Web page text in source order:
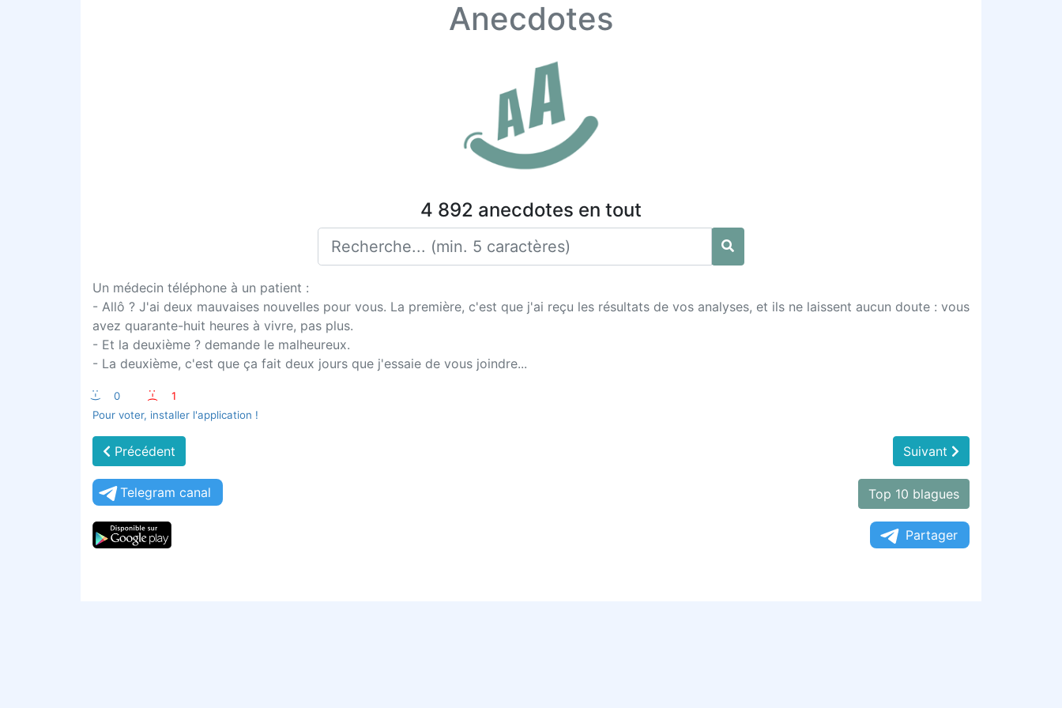
Anecdotes
4 892 anecdotes en tout
Un médecin téléphone à un patient :
- Allô ? J'ai deux mauvaises nouvelles pour vous. La première, c'est que j'ai reçu les résultats de vos analyses, et ils ne laissent aucun doute : vous
avez quarante-huit heures à vivre, pas plus.
- Et la deuxième ? demande le malheureux.
- La deuxième, c'est que ça fait deux jours que j'essaie de vous joindre...
:-) 0 :-(
1
Pour voter, installer l'application !
Précédent Suivant
Telegram canal Top 10 blagues
Partager